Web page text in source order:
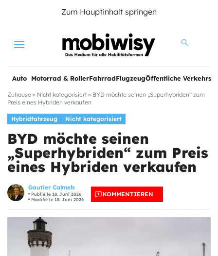
Zum Hauptinhalt springen
Menu
Auto Motorrad & RollerFahrradFlugzeugÖffentliche
Zuhause » Nicht kategorisiert » BYD möchte seinen „Superhybriden“ zum
Preis eines Hybriden verkaufen
Hybridfahrzeug Nicht kategorisiert
BYD möchte seinen
„Superhybriden“ zum Preis
eines Hybriden verkaufen
Gautier Calmels
Publié le 18. Juni 2026
Modifié le 18. Juni 2026
KOMMENTIEREN